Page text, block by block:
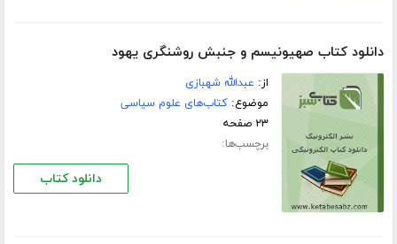
دانلود کتاب صهیونیسم و جنبش روشنگری یهود
از: عبدالله شهبازی
موضوع:کتاب‌های علوم سیاسی
۲۳ صفحه
برچسب‌ها:
دانلود کتاب